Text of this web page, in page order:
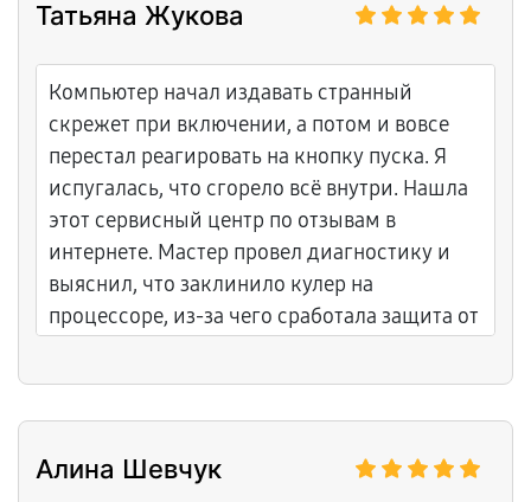
высоком уровне. Курьер доставил
профессиональное обслуживание.
Чувствуется опыт в оптике и
видеопередаче.
Татьяна Жукова
Компьютер начал издавать странный
скрежет при включении, а потом и вовсе
перестал реагировать на кнопку пуска. Я
испугалась, что сгорело всё внутри. Нашла
этот сервисный центр по отзывам в
интернете. Мастер провел диагностику и
выяснил, что заклинило кулер на
процессоре, из-за чего сработала защита от
более тихий, и поменяли термопасту.
рассказал, как следить за компьютером,
Алина Шевчук